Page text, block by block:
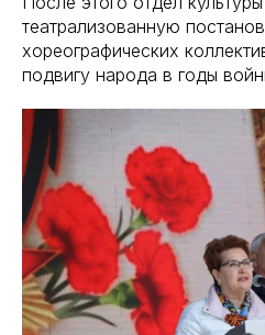
театрализованную
хореографических
подвигу народа в годы